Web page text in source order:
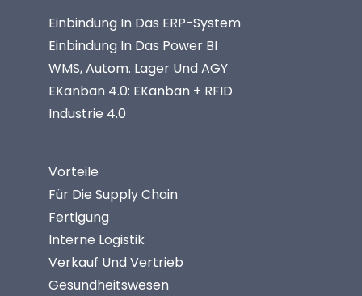
Einbindung In Das ERP-System
Einbindung In Das Power BI
WMS, Autom. Lager Und AGY
EKanban 4.0: EKanban + RFID
Industrie 4.0
Vorteile
Für Die Supply Chain
Fertigung
Interne Logistik
Verkauf Und Vertrieb
Gesundheitswesen